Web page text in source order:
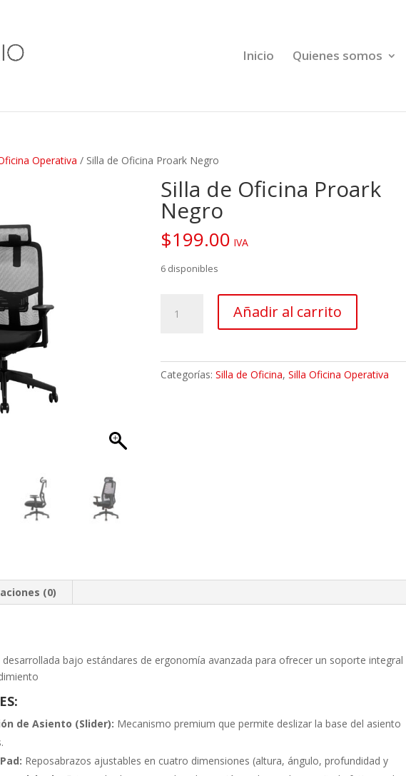
Inicio Quienes somos
Operativa / Silla de Oficina Proark Negro
Silla de Oficina Proark
Negro
$199.00 IVA
6 disponibles
cantidad
Añadir al carrito
Categorías:Silla de Oficina,Silla Oficina Operativa
(0)
desarrollada bajo estándares de ergonomía avanzada para ofrecer un soporte integral
de Asiento (Slider): Mecanismo premium que permite deslizar la base del asiento
Reposabrazos ajustables en cuatro dimensiones (altura, ángulo, profundidad y